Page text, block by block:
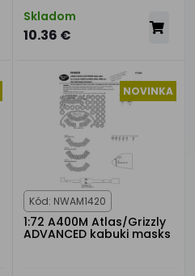
Skladom
10.36 €
NOVINKA
Kód: NWAM1420
1:72 A400M Atlas/Grizzly
ADVANCED kabuki masks